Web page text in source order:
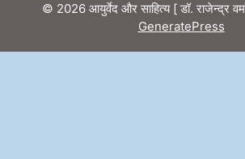
© 2026 आयुर्वेद और साहित्य [ डॉ. राजेन्द्र
GeneratePress